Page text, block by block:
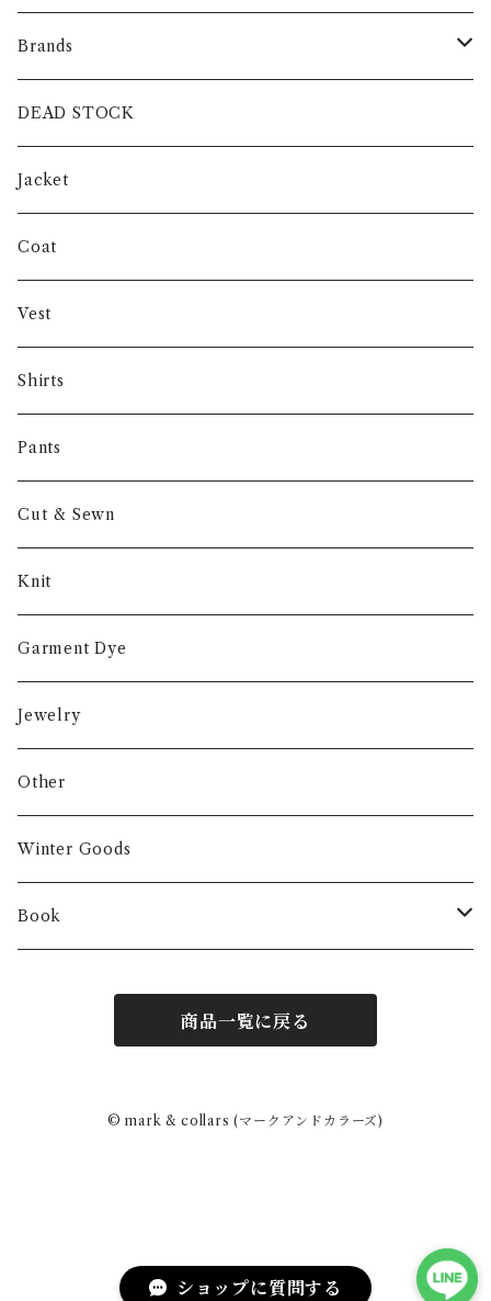
ショップに質問する
Brands
intch.
SHUREN
INVERTERE
Gambert
NORIEI
Other
DEAD STOCK
Jacket
Coat
Vest
Shirts
Pants
Cut & Sewn
Knit
Garment Dye
Jewelry
Other
Winter Goods
Book
商品一覧に戻る
© mark & collars (マークアンドカラーズ)